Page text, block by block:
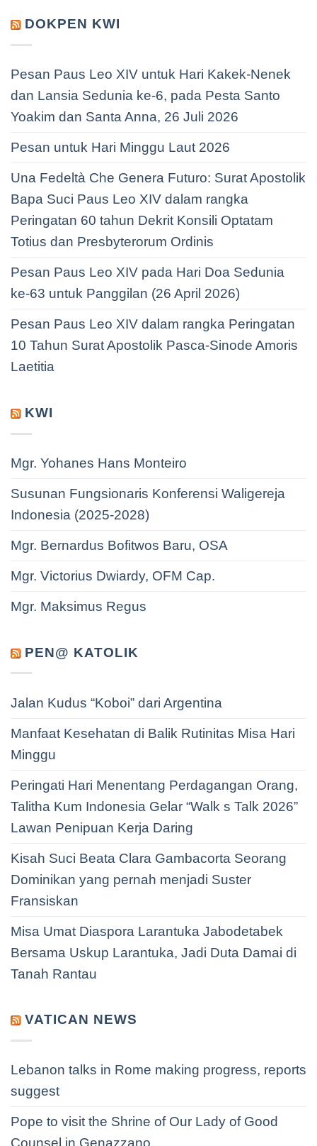
DOKPEN KWI
Pesan Paus Leo XIV untuk Hari Kakek-Nenek
dan Lansia Sedunia ke-6, pada Pesta Santo
Yoakim dan Santa Anna, 26 Juli 2026
Pesan untuk Hari Minggu Laut 2026
Una Fedeltà Che Genera Futuro: Surat Apostolik
Bapa Suci Paus Leo XIV dalam rangka
Peringatan 60 tahun Dekrit Konsili Optatam
Totius dan Presbyterorum Ordinis
Pesan Paus Leo XIV pada Hari Doa Sedunia
ke-63 untuk Panggilan (26 April 2026)
Pesan Paus Leo XIV dalam rangka Peringatan
10 Tahun Surat Apostolik Pasca-Sinode Amoris
Laetitia
KWI
Mgr. Yohanes Hans Monteiro
Susunan Fungsionaris Konferensi Waligereja
Indonesia (2025-2028)
Mgr. Bernardus Bofitwos Baru, OSA
Mgr. Victorius Dwiardy, OFM Cap.
Mgr. Maksimus Regus
PEN@ KATOLIK
Jalan Kudus “Koboi” dari Argentina
Manfaat Kesehatan di Balik Rutinitas Misa Hari
Minggu
Peringati Hari Menentang Perdagangan Orang,
Talitha Kum Indonesia Gelar “Walk s Talk 2026”
Lawan Penipuan Kerja Daring
Kisah Suci Beata Clara Gambacorta Seorang
Dominikan yang pernah menjadi Suster
Fransiskan
Misa Umat Diaspora Larantuka Jabodetabek
Bersama Uskup Larantuka, Jadi Duta Damai di
Tanah Rantau
VATICAN NEWS
Lebanon talks in Rome making progress, reports
suggest
Pope to visit the Shrine of Our Lady of Good
Counsel in Genazzano